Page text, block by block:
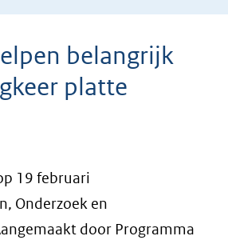
belangrijk
platte
19 februari
Onderzoek en
door Programma